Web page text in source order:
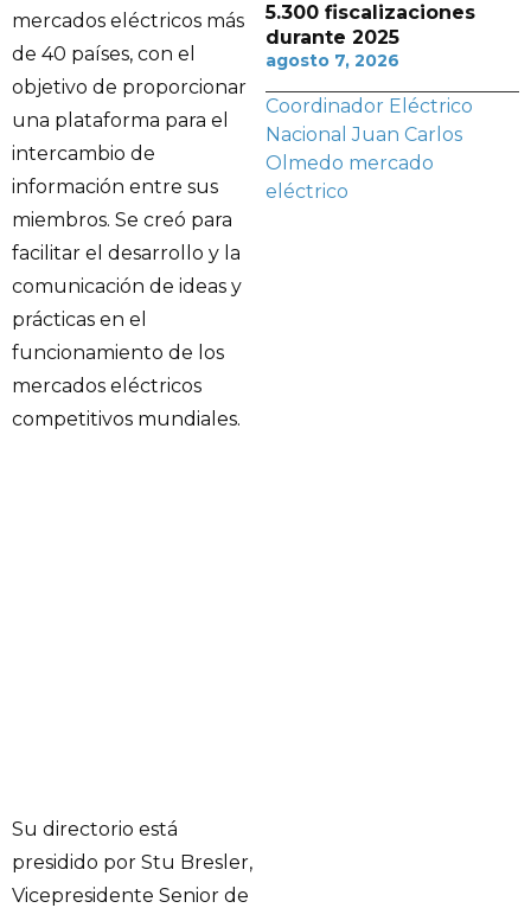
mercados eléctricos más
de 40 países, con el
objetivo de proporcionar
una plataforma para el
intercambio de
información entre sus
miembros. Se creó para
facilitar el desarrollo y la
comunicación de ideas y
prácticas en el
funcionamiento de los
mercados eléctricos
competitivos mundiales.
Su directorio está
presidido por Stu Bresler,
Vicepresidente Senior de
5.300 fiscalizaciones
durante 2025
agosto 7, 2026
Coordinador Eléctrico
Nacional Juan Carlos
Olmedo mercado
eléctrico